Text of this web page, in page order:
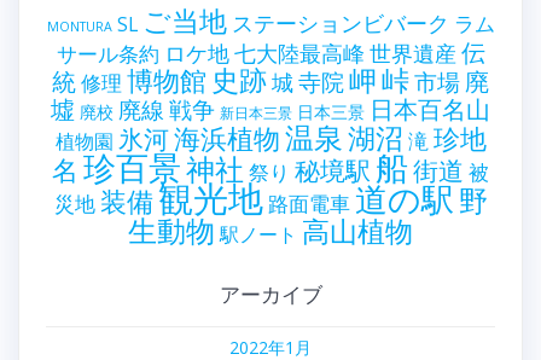
MONTURA SL ご当地 ステーションビバーク ラム
サール条約 ロケ地七大陸最高峰 世界遺産 伝
統修理 博物館 史跡城寺院岬峠市場廃
墟 廃校 廃線戦争 新日本三景 日本三景 日本百名山
植物園 氷河海浜植物温泉湖沼 滝珍地
名 珍百景神社 祭り 秘境駅 船街道 被
災地装備観光地 路面電車道の駅野
生動物 駅ノート 高山植物
アーカイブ
2022年1月